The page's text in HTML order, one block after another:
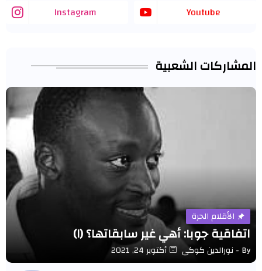
Instagram
Youtube
المشاركات الشعبية
الأقلام الحرة
اتفاقية جوبا: أهي غير سابقاتها؟ (١)
By - نورالدين كوكى
أكتوبر 24, 2021